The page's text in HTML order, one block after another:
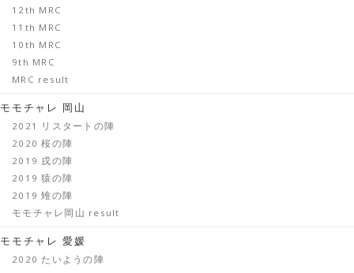
12th MRC
11th MRC
10th MRC
9th MRC
MRC result
モモチャレ 岡山
2021 リスタートの陣
2020 桜の陣
2019 戌の陣
2019 猿の陣
2019 雉の陣
モモチャレ岡山 result
モモチャレ 愛媛
2020 たいようの陣